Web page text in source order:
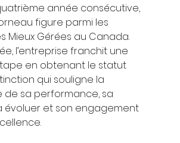
année consécutive,
figure parmi les
Mieux Gérées au Canada.
l’entreprise franchit une
en obtenant le statut
qui souligne la
de sa performance, sa
évoluer et son engagement